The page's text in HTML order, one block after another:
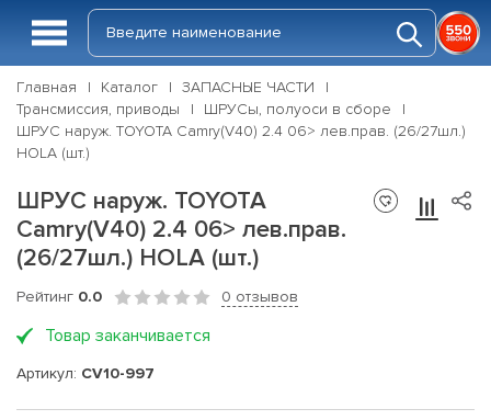
Главная Каталог
ЗАПАСНЫЕ ЧАСТИ
Трансмиссия, приводы
ШРУСы, полуоси в сборе
ШРУС наруж. TOYOTA Camry(V40) 2.4 06> лев.прав. (26/27шл.)
HOLA (шт.)
ШРУС наруж. TOYOTA
Camry(V40) 2.4 06> лев.прав.
(26/27шл.) HOLA (шт.)
Рейтинг 0.0 0 отзывов
Товар заканчивается
Артикул: CV10-997